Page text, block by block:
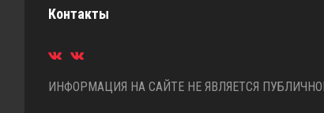
Контакты
ИНФОРМАЦИЯ НА САЙТЕ НЕ ЯВЛЯЕТСЯ